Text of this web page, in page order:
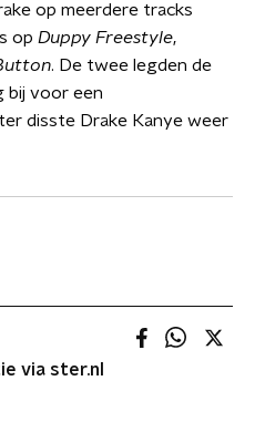
op meerdere tracks
op Duppy Freestyle,
. De twee legden de
bij voor een
disste Drake Kanye weer
via ster.nl